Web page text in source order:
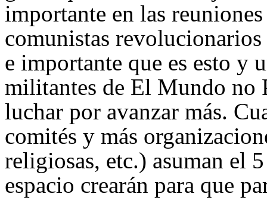
importante en las
comunistas
e importante que es esto y
militantes de El Mundo no
luchar por avanzar más.
comités y más
religiosas, etc.) asuman el
espacio crearán para que